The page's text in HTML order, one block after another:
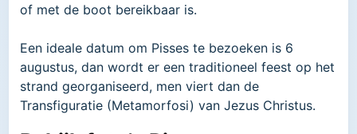
of met de boot bereikbaar is.
Een ideale datum om Pisses te bezoeken is 6
augustus, dan wordt er een traditioneel feest op het
strand georganiseerd, men viert dan de
Transfiguratie (Metamorfosi) van Jezus Christus.